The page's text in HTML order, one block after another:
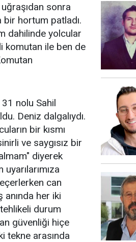
uğraşıdan sonra
bir hortum patladı.
dahilinde yolcular
komutan ile ben de
nolu Sahil
Deniz dalgalıydı.
bir kısmı
ve saygısız bir
diyerek
can
her iki
durum
güvenliği hiçe
tekne arasında